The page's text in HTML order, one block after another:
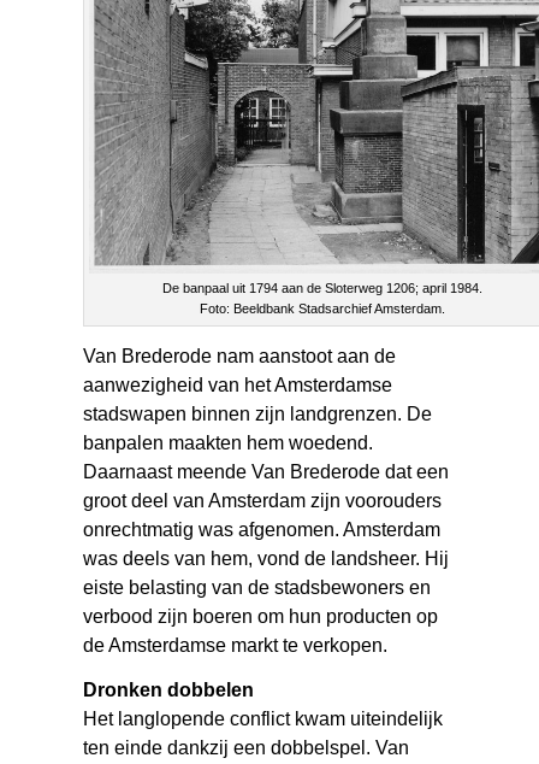
De banpaal uit 1794 aan de Sloterweg 1206; april 1984.
Foto: Beeldbank Stadsarchief Amsterdam.
Van Brederode nam aanstoot aan de
aanwezigheid van het Amsterdamse
stadswapen binnen zijn landgrenzen. De
banpalen maakten hem woedend.
Daarnaast meende Van Brederode dat een
groot deel van Amsterdam zijn voorouders
onrechtmatig was afgenomen. Amsterdam
was deels van hem, vond de landsheer. Hij
eiste belasting van de stadsbewoners en
verbood zijn boeren om hun producten op
de Amsterdamse markt te verkopen.
Dronken dobbelen
Het langlopende conflict kwam uiteindelijk
ten einde dankzij een dobbelspel. Van